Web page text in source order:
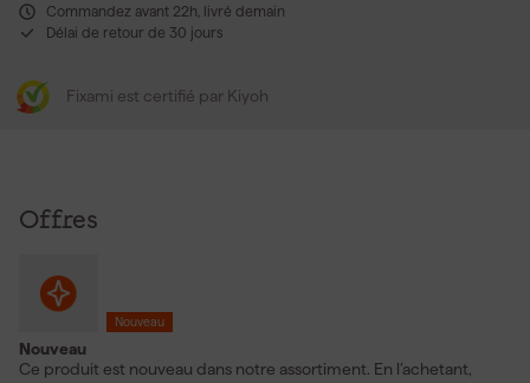
Commandez avant 22h, livré demain
Délai de retour de 30 jours
Fixami est certifié par Kiyoh
Offres
Nouveau
Nouveau
Ce produit est nouveau dans notre assortiment. En l’achetant,